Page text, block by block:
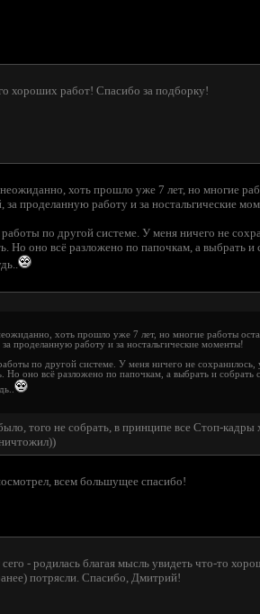
хороших работ! Спасибо за подборку!
хоть прошло уже 7 лет, но многие
проделанную работу и за ностальгические
по другой системе. У меня ничего не
Но оно всё разложено по папочкам, а выбрать и
хоть прошло уже 7 лет, но многие работы
проделанную работу и за ностальгические моменты!
по другой системе. У меня ничего не сохранилось,
Но оно всё разложено по папочкам, а выбрать и собрать
того не собрать, в принципе все Стоп-
всем большущее спасибо!
- родилась благая мысль увидеть что-то
потрясли. Спасибо, Дмитрий!